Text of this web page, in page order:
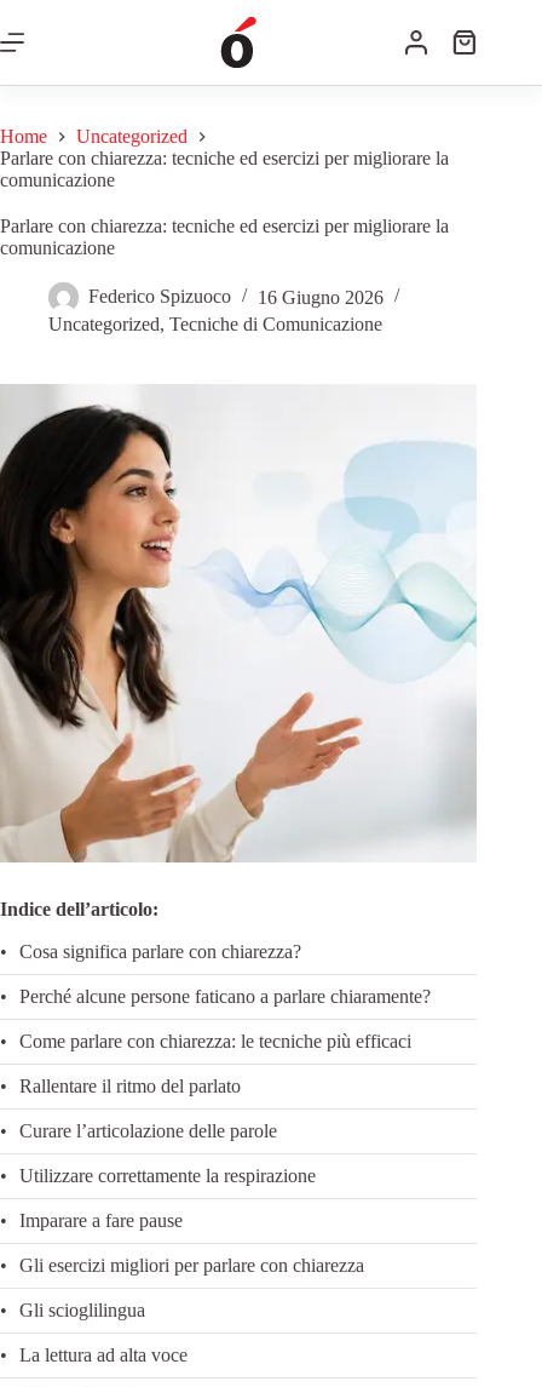
Home
Uncategorized
Parlare con chiarezza: tecniche ed esercizi per migliorare la
comunicazione
Parlare con chiarezza: tecniche ed esercizi per migliorare la
comunicazione
Federico Spizuoco
16 Giugno 2026
Uncategorized, Tecniche di Comunicazione
Indice dell’articolo:
Cosa significa parlare con chiarezza?
Perché alcune persone faticano a parlare chiaramente?
Come parlare con chiarezza: le tecniche più efficaci
Rallentare il ritmo del parlato
Curare l’articolazione delle parole
Utilizzare correttamente la respirazione
Imparare a fare pause
Gli esercizi migliori per parlare con chiarezza
Gli scioglilingua
La lettura ad alta voce